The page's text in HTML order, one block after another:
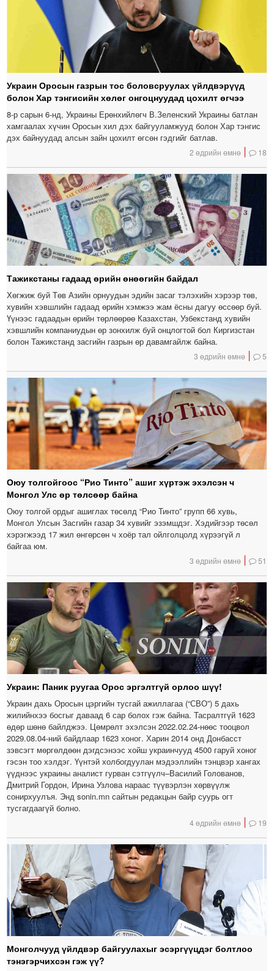
Украин Оросын газрын тос боловсруулах үйлдвэрүүд
болон Хар тэнгисийн хөлөг онгоцнуудад цохилт өгчээ
8-р сарын 6-нд, Украины Ерөнхийлөгч В.Зеленский Украины батлан ​​
хамгаалах хүчин Оросын хил дэх байгууламжууд болон Хар тэнгис
дэх байнуудад алсын зайн цохилт өгсөн гэдгийг батлав.
2 өдрийн өмнө 18
Тажикстаны гадаад өрийн өнөөгийн байдал
Хөгжиж буй Төв Азийн орнуудын эдийн засаг тэлэхийн хэрээр төв,
хувийн хэвшлийн гадаад өрийн хэмжээ жам ёсны дагуу өссөөр буй.
Үүнээс гадаадын өрийн төрлөөрөө Казахстан, Узбекстанд хувийн
хэвшлийн компаниудын өр зонхилж буй онцлогтой бол Киргизстан
болон Тажикстанд засгийн газрын өр давамгайлж байна.
3 өдрийн өмнө 5
Оюу толгойгоос “Рио Тинто” ашиг хүртэж эхэлсэн ч
Монгол Улс өр төлсөөр байна
Оюу толгой ордыг ашиглах төсөлд “Рио Тинто” групп 66 хувь,
Монгол Улсын Засгийн газар 34 хувийг эзэмшдэг. Хэдийгээр төсөл
хэрэгжээд 17 жил өнгөрсөн ч хоёр тал ойлголцолд хүрээгүй л
байгаа юм.
3 өдрийн өмнө 51
Украин: Паник руугаа Орос эргэлтгүй орлоо шүү!
Украин дахь Оросын цэргийн тусгай ажиллагаа (“СВО”) 5 дахь
жилийнхээ босгыг даваад 6 сар болох гэж байна. Тасралтгүй 1623
өдөр шөнө байлджээ. Цөмрөлт эхэлсэн 2022.02.24-нөөс тооцвол
2029.08.04-ний байдлаар 1623 хоног. Харин 2014 онд Донбасст
зэвсэгт мөргөлдөөн дэгдсэнээс хойш украинчууд 4500 гаруй хоног
гэсэн тоо хэлдэг. Үүнтэй холбогдуулан мэдээллийн тэнцвэр хангах
үүднээс украины аналист гурван сэтгүүлч–Василий Голованов,
Дмитрий Гордон, Ирина Узлова нараас түүвэрлэн хөрвүүлж
сонирхуулъя. Энд sonin.mn сайтын редакцын байр суурь огт
тусгагдаагүй болно.
4 өдрийн өмнө 19
Монголчууд үйлдвэр байгуулахыг эсэргүүцдэг болтлоо
тэнэгэрчихсэн гэж үү?